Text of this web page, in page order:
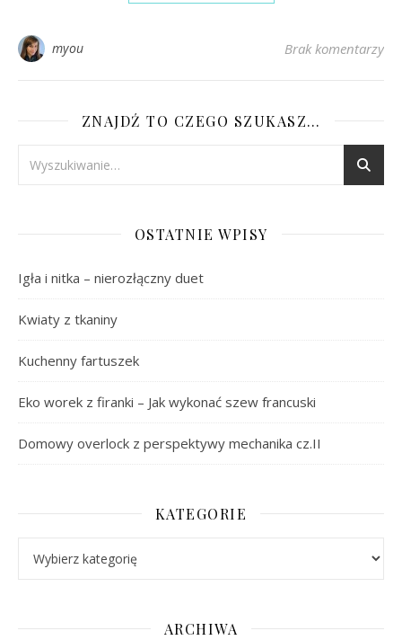
myou Brak komentarzy
ZNAJDŹ TO CZEGO SZUKASZ…
OSTATNIE WPISY
Igła i nitka – nierozłączny duet
Kwiaty z tkaniny
Kuchenny fartuszek
Eko worek z firanki – Jak wykonać szew francuski
Domowy overlock z perspektywy mechanika cz.II
KATEGORIE
ARCHIWA